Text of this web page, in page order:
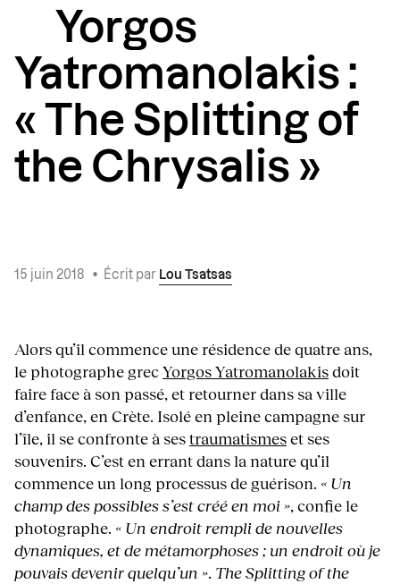
Yorgos
Yatromanolakis :
« The Splitting of
the Chrysalis »
15 juin 2018 • Écrit par Lou Tsatsas
Alors qu’il commence une résidence de quatre ans,
le photographe grecYorgos Yatromanolakisdoit
faire face à son passé, et retourner dans sa ville
d’enfance, en Crète. Isolé en pleine campagne sur
l’île, il se confronte à sestraumatismeset ses
souvenirs. C’est en errant dans la nature qu’il
commence un long processus de guérison. « Un
champ des possibles s’est créé en moi », confie le
photographe. « Un endroit rempli de nouvelles
dynamiques, et de métamorphoses ; un endroit où je
pouvais devenir quelqu’un ». The Splitting of the